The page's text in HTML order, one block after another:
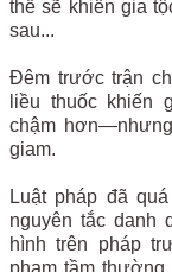
thể sẽ khiến gia
sau...
Đêm trước trận
liều thuốc khiến
chậm
giam.
Luật pháp đã
nguyên tắc danh
hình trên pháp